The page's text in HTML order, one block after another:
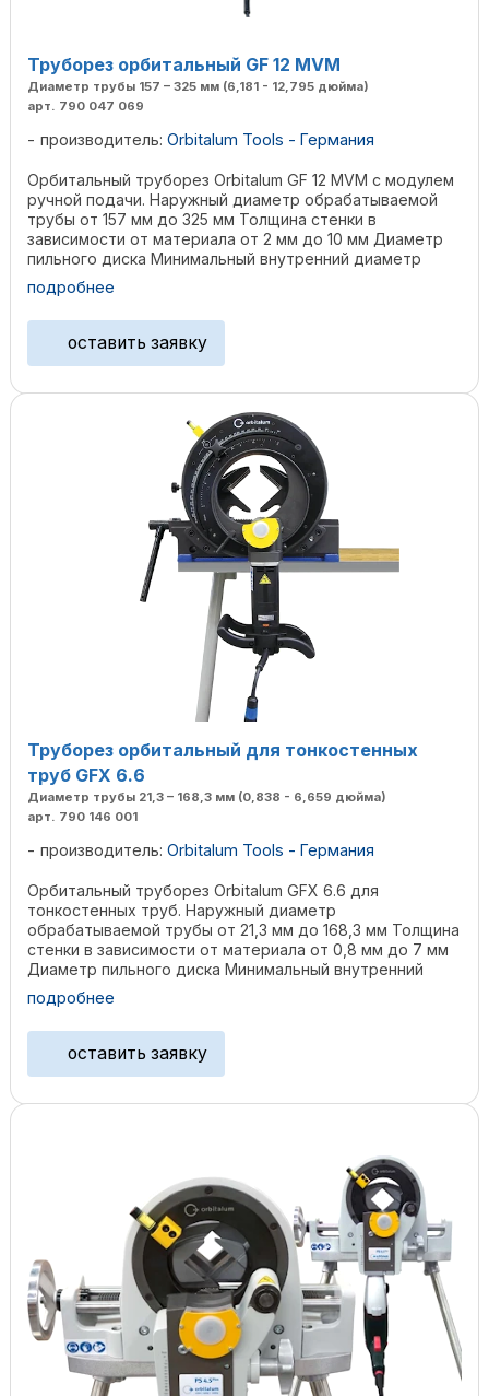
Труборез орбитальный GF 12 MVM
Диаметр трубы 157 – 325 мм (6,181 - 12,795 дюйма)
арт. 790 047 069
производитель: Orbitalum Tools - Германия
Орбитальный труборез Orbitalum GF 12 MVM с модулем
ручной подачи. Наружный диаметр обрабатываемой
трубы от 157 мм до 325 мм Толщина стенки в
зависимости от материала от 2 мм до 10 мм Диаметр
пильного диска Минимальный внутренний диаметр
трубы 63 мм ...
подробнее
оставить заявку
Труборез орбитальный для тонкостенных
труб GFX 6.6
Диаметр трубы 21,3 – 168,3 мм (0,838 - 6,659 дюйма)
арт. 790 146 001
производитель: Orbitalum Tools - Германия
Орбитальный труборез Orbitalum GFX 6.6 для
тонкостенных труб. Наружный диаметр
обрабатываемой трубы от 21,3 мм до 168,3 мм Толщина
стенки в зависимости от материала от 0,8 мм до 7 мм
Диаметр пильного диска Минимальный внутренний
диаметр трубы ...
подробнее
оставить заявку